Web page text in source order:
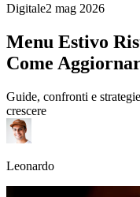
Digitale2 mag 2026
Menu Estivo
Come
Guide, confronti e
crescere
Leonardo